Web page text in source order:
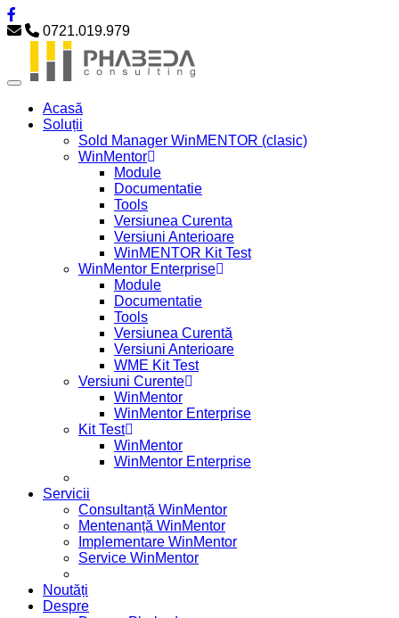
0721.019.979
Acasă
Soluții
Sold Manager WinMENTOR (clasic)
WinMentor
Module
Documentatie
Tools
Versiunea Curenta
Versiuni Anterioare
WinMENTOR Kit Test
WinMentor Enterprise
Module
Documentatie
Tools
Versiunea Curentă
Versiuni Anterioare
WME Kit Test
Versiuni Curente
WinMentor
WinMentor Enterprise
Kit Test
WinMentor
WinMentor Enterprise
Servicii
Consultanță WinMentor
Mentenanță WinMentor
Implementare WinMentor
Service WinMentor
Noutăți
Despre